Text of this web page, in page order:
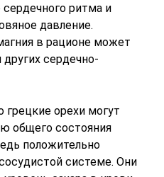
ритма и
давление.
в рационе может
других сердечно-
грецкие орехи могут
общего состояния
положительно
системе. Они